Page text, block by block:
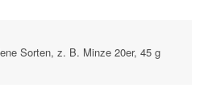
Sorten, z. B. Minze 20er, 45 g